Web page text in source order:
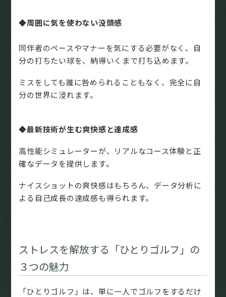
◆周囲に気を使わない没頭感
同伴者のペースやマナーを気にする必要がなく、自
分の打ちたい球を、納得いくまで打ち込めます。
ミスをしても誰に咎められることもなく、完全に自
分の世界に浸れます。
◆最新技術が生む爽快感と達成感
高性能シミュレーターが、リアルなコース体験と正
確なデータを提供します。
ナイスショットの爽快感はもちろん、データ分析に
よる自己成長の達成感も得られます。
ストレスを解放する「ひとりゴルフ」の
３つの魅力
「ひとりゴルフ」は、単に一人でゴルフをするだけ